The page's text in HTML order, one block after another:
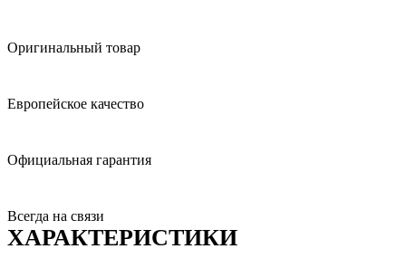
Оригинальный товар
Европейское качество
Официальная гарантия
Всегда на связи
ХАРАКТЕРИСТИКИ